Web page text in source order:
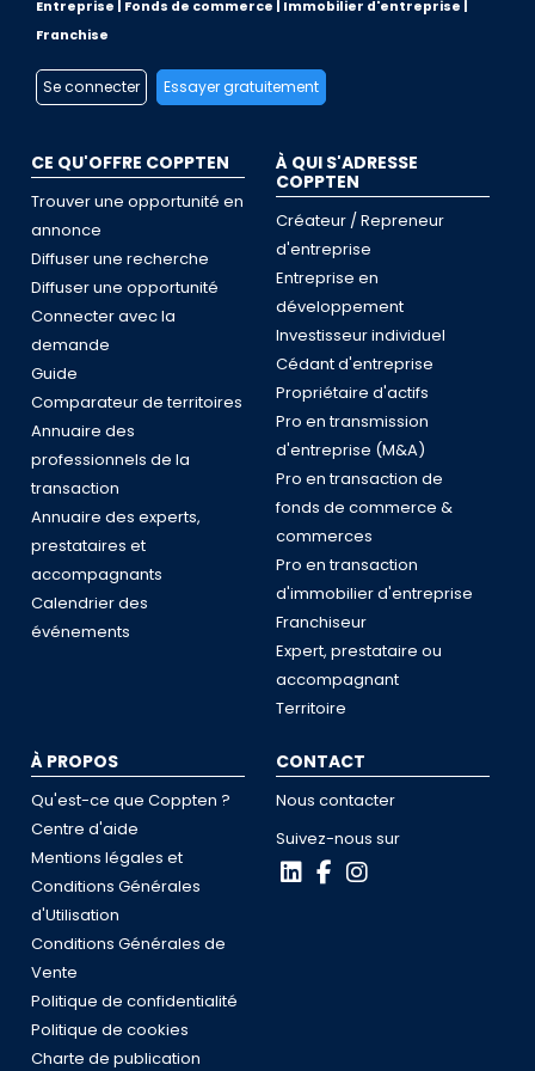
Entreprise | Fonds de commerce | Immobilier d'entreprise |
Franchise
Se connecter Essayer gratuitement
CE QU'OFFRE COPPTEN
Trouver une opportunité en
annonce
Diffuser une recherche
Diffuser une opportunité
Connecter avec la
demande
Guide
Comparateur de territoires
Annuaire des
professionnels de la
transaction
Annuaire des experts,
prestataires et
accompagnants
Calendrier des
événements
À QUI S'ADRESSE
COPPTEN
Créateur / Repreneur
d'entreprise
Entreprise en
développement
Investisseur individuel
Cédant d'entreprise
Propriétaire d'actifs
Pro en transmission
d'entreprise (M&A)
Pro en transaction de
fonds de commerce &
commerces
Pro en transaction
d'immobilier d'entreprise
Franchiseur
Expert, prestataire ou
accompagnant
Territoire
À PROPOS
Qu'est-ce que Coppten ?
Centre d'aide
Mentions légales et
Conditions Générales
d'Utilisation
Conditions Générales de
Vente
Politique de confidentialité
Politique de cookies
Charte de publication
CONTACT
Nous contacter
Suivez-nous sur